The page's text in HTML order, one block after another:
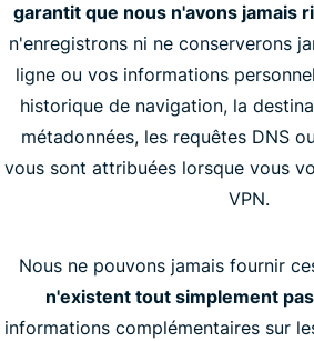
garantit que nous n'avons jamais
n'enregistrons ni ne conserverons
ligne ou vos informations
historique de navigation, la
métadonnées, les requêtes DNS
vous sont attribuées lorsque vous
VPN.
Nous ne pouvons jamais fournir
n'existent tout simplement
informations complémentaires sur